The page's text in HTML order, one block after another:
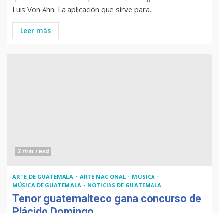
Luis Von Ahn. La aplicación que sirve para...
Leer más
2 min read
ARTE DE GUATEMALA ARTE NACIONAL
MÚSICA
MÚSICA DE GUATEMALA
NOTICIAS DE GUATEMALA
Tenor guatemalteco gana concurso de